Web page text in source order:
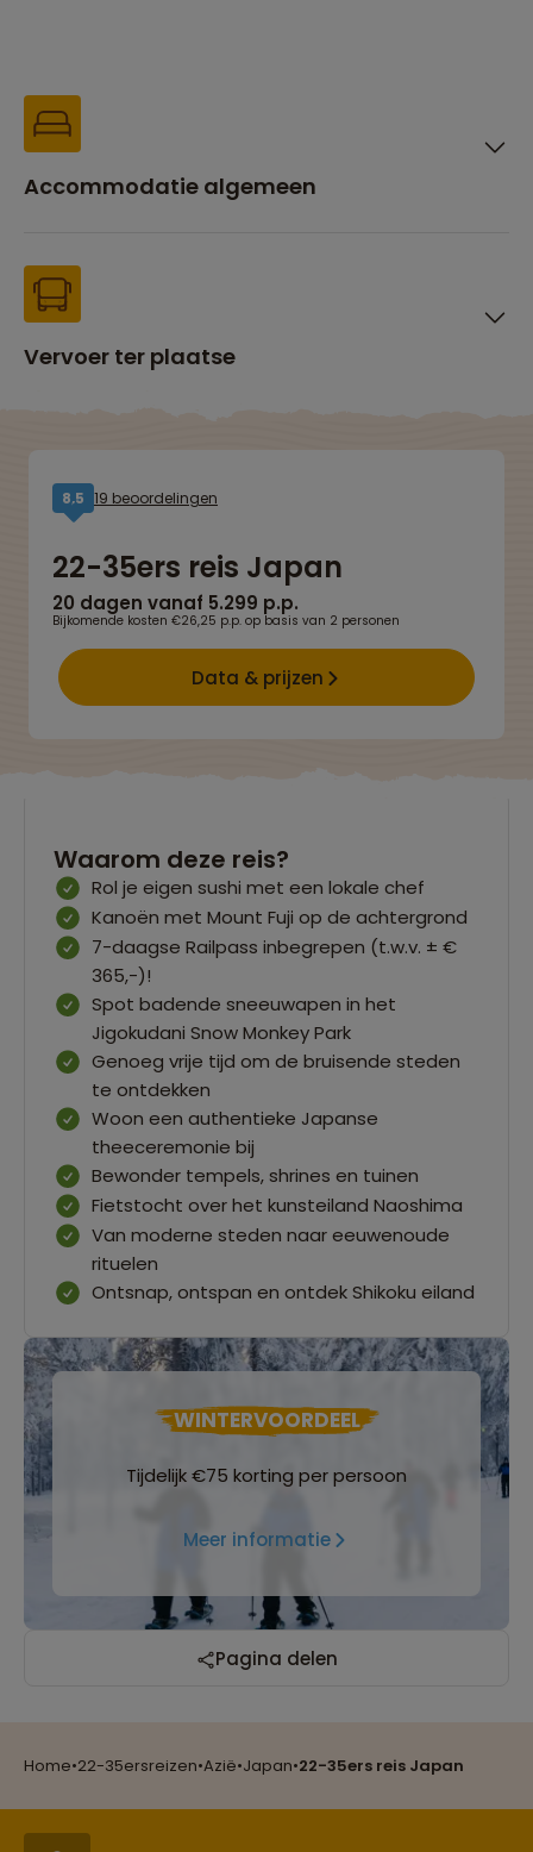
Home•22-35ersreizen•Azië•Japan•22-35ers reis Japan
Accommodatie algemeen
Vervoer ter plaatse
8,5 19 beoordelingen
22-35ers reis Japan
20 dagen vanaf 5.299 p.p.
Bijkomende kosten €26,25 p.p. op basis van 2 personen
Data & prijzen
Waarom deze reis?
Rol je eigen sushi met een lokale chef
Kanoën met Mount Fuji op de achtergrond
7-daagse Railpass inbegrepen (t.w.v. ± €
365,-)!
Spot badende sneeuwapen in het
Jigokudani Snow Monkey Park
Genoeg vrije tijd om de bruisende steden
te ontdekken
Woon een authentieke Japanse
theeceremonie bij
Bewonder tempels, shrines en tuinen
Fietstocht over het kunsteiland Naoshima
Van moderne steden naar eeuwenoude
rituelen
Ontsnap, ontspan en ontdek Shikoku eiland
WINTERVOORDEEL
Tijdelijk €75 korting per persoon
Meer informatie
Pagina delen
Reizen met oog voor mens, cultuur en milieu